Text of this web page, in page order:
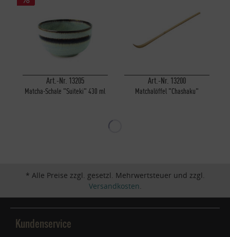
Art.-Nr. 13205
Matcha-Schale "Suiteki" 430 ml
Art.-Nr. 13200
Matchalöffel "Chashaku"
* Alle Preise zzgl. gesetzl. Mehrwertsteuer und zzgl.
Versandkosten
Kundenservice